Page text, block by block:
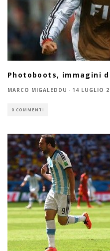
Photoboots, immagini
MARCO MIGALEDDU · 14 LUGLIO
0 COMMENTI